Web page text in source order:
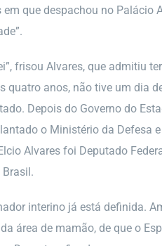
que despachou no
frisou Alvares, que admitiu
quatro anos, não tive um dia
Depois do Governo do
o Ministério da Defesa
Alvares foi Deputado
interino já está definida.
área de mamão, de que o